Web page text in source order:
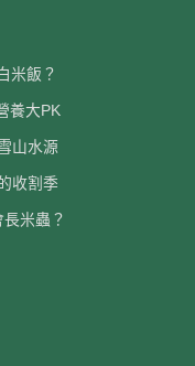
米飯？
養大PK
山水源
收割季
米蟲？